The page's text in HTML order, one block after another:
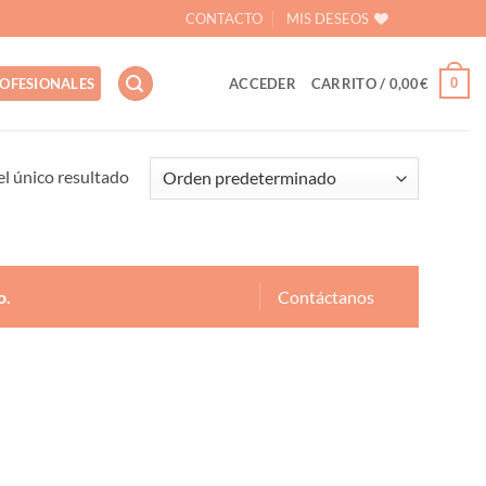
CONTACTO MIS DESEOS
ACCEDER CARRITO / 0,00€ 0
único resultado
Contáctanos